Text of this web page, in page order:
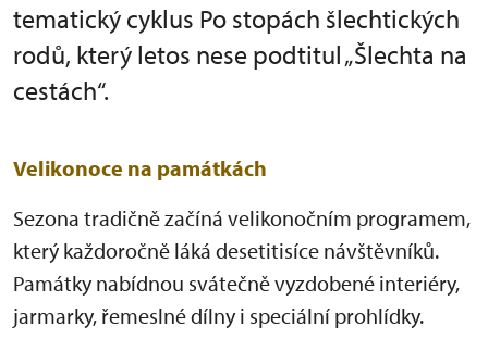
tematický cyklus Po stopách šlechtických
rodů, který letos nese podtitul „Šlechta na
cestách“.
Velikonoce na památkách
Sezona tradičně začíná velikonočním programem,
který každoročně láká desetitisíce návštěvníků.
Památky nabídnou svátečně vyzdobené interiéry,
jarmarky, řemeslné dílny i speciální prohlídky.